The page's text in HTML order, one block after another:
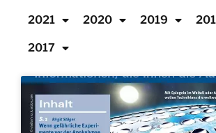
2021 2020 2019
2017